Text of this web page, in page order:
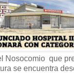
Nosocomio que
se encuentra